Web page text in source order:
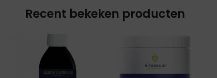
Recent bekeken producten